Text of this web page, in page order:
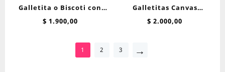
Galletita o Biscoti con
chia girasol y lino Canvas
$ 1.900,00
Galletitas Canvas
Azucaradas Veganas
$ 2.000,00
1 2 3 →